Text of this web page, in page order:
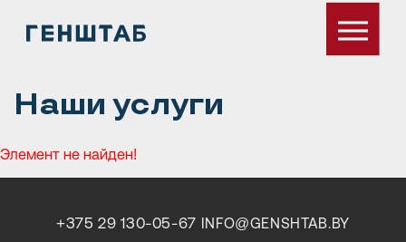
Наши услуги
Элемент не найден!
+375 29 130-05-67 INFO@GENSHTAB.BY